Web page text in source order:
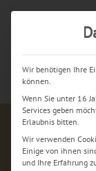
Wir benötigen Ihre
können.
Wenn Sie unter 16
Services geben
Erlaubnis bitten.
Wir verwenden
Einige von ihnen
und Ihre Erfahrung